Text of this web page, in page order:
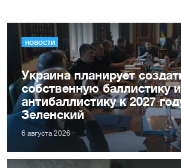
НОВОСТИ
Украина планирует
собственную баллистику и
антибаллистику к 2027
Зеленский
6 августа 2026